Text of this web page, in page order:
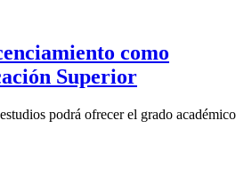
como
Superior
podrá ofrecer el grado académico